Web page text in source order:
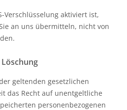
Verschlüsselung aktiviert ist,
an uns übermitteln, nicht von
geltenden gesetzlichen
das Recht auf unentgeltliche
personenbezogenen